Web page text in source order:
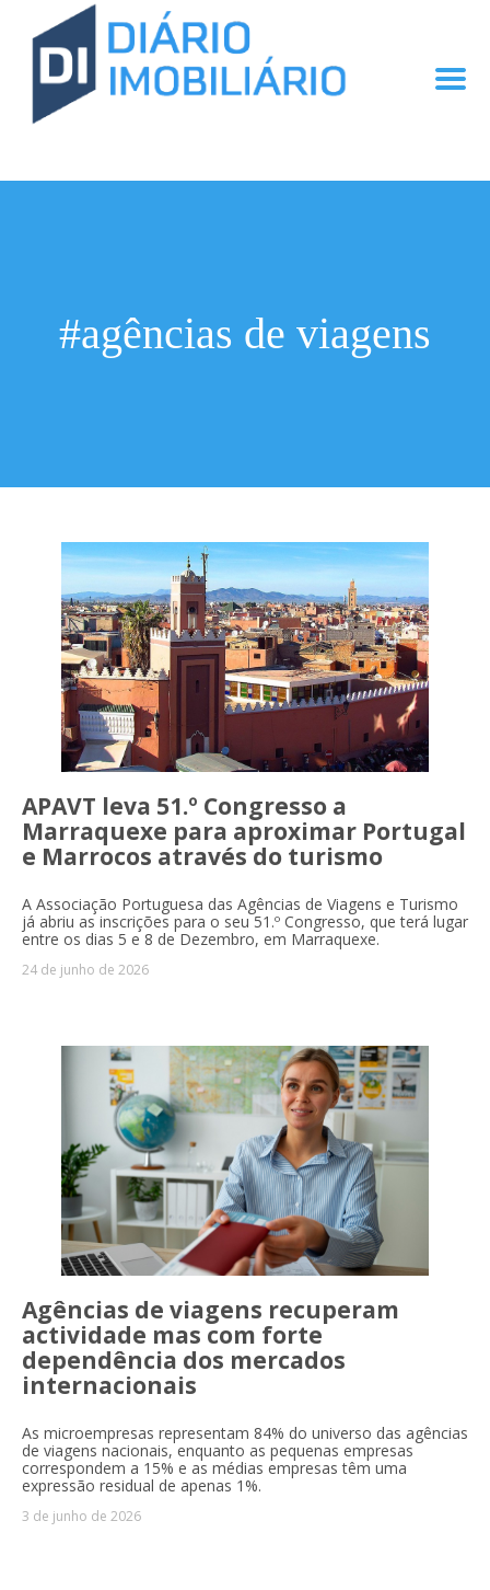
#agências de viagens
APAVT leva 51.º Congresso a
Marraquexe para aproximar Portugal
e Marrocos através do turismo
A Associação Portuguesa das Agências de Viagens e Turismo
já abriu as inscrições para o seu 51.º Congresso, que terá lugar
entre os dias 5 e 8 de Dezembro, em Marraquexe.
24 de junho de 2026
Agências de viagens recuperam
actividade mas com forte
dependência dos mercados
internacionais
As microempresas representam 84% do universo das agências
de viagens nacionais, enquanto as pequenas empresas
correspondem a 15% e as médias empresas têm uma
expressão residual de apenas 1%.
3 de junho de 2026